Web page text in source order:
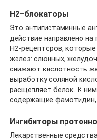
Н2–блокаторы
Это антигистаминные
действие направлено
Н2-рецепторов,
желез: слюнных,
снижают кислотность
выработку соляной
расщепляет белок. К
содержащие фамотидин,
Ингибиторы
Лекарственные